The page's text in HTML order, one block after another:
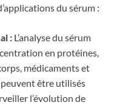
du sérum :
: L’analyse du sérum
en protéines,
médicaments et
être utilisés
l’évolution de